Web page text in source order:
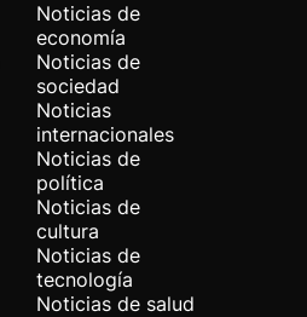
Noticias de
economía
Noticias de
sociedad
Noticias
internacionales
Noticias de
política
Noticias de
cultura
Noticias de
tecnología
Noticias de salud